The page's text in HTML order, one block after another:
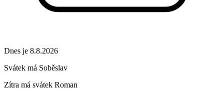
Dnes je 8.8.2026
Svátek má Soběslav
Zítra má svátek Roman